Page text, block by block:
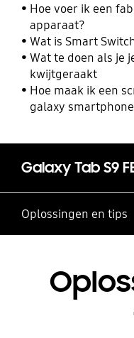
Hoe voer ik een
apparaat?
Wat is Smart
Wat te doen als je
kwijtgeraakt
Hoe maak ik een
galaxy
Oplossingen en tips